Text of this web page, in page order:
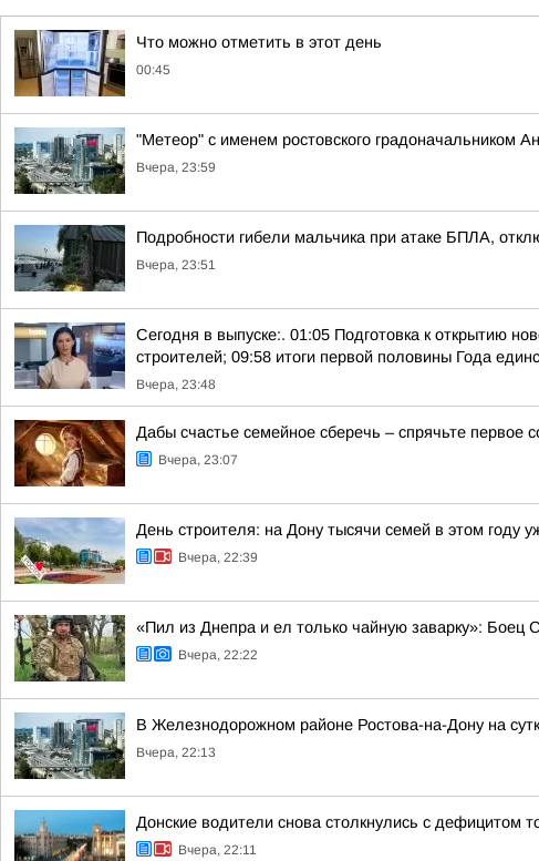
Что можно отметить в этот день
00:45
"Метеор" с именем ростовского градоначальником
Вчера, 23:59
Подробности гибели мальчика при атаке БПЛА,
Вчера, 23:51
Сегодня в выпуске:. 01:05 Подготовка к открытию
строителей; 09:58 итоги первой половины Года
Вчера, 23:48
Дабы счастье семейное сберечь – спрячьте первое
Вчера, 23:07
День строителя: на Дону тысячи семей в этом году
Вчера, 22:39
«Пил из Днепра и ел только чайную заварку»: Боец
Вчера, 22:22
В Железнодорожном районе Ростова-на-Дону на
Вчера, 22:13
Донские водители снова столкнулись с дефицитом
Вчера, 22:11